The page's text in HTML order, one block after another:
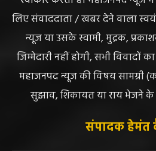
लिए संवाददाता / खबर देने वाला
न्यूज या उसके स्वामी, मुद्रक,
जिम्मेदारी नहीं होगी, सभी विवादों
महाजनपद न्यूज की विषय सामग्री
सुझाव, शिकायत या राय भेजने
संपादक हेमंत